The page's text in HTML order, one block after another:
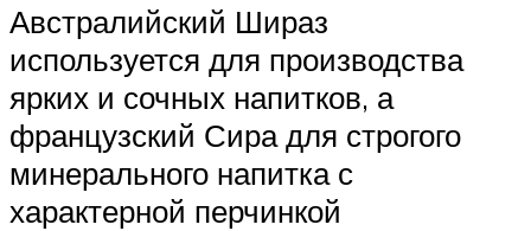
Австралийский Шираз
используется для производства
ярких и сочных напитков, а
французский Сира для строгого
минерального напитка с
характерной перчинкой